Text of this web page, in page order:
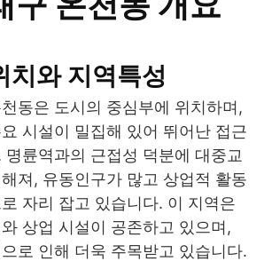
치와 지역특성
동은 도시의 중심부에 위치하며,
시설이 밀집해 있어 뛰어난 접근
륜역과의 근접성 덕분에 대중교
져, 유동인구가 많고 상업적 활동
자리 잡고 있습니다. 이 지역은
상업 시설이 공존하고 있으며,
로 인해 더욱 주목받고 있습니다.